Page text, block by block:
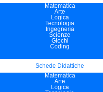
Matematica
Arte
Logica
Tecnologia
Ingegneria
Scienze
Giochi
Coding
Schede Didattiche
Matematica
Arte
Logica